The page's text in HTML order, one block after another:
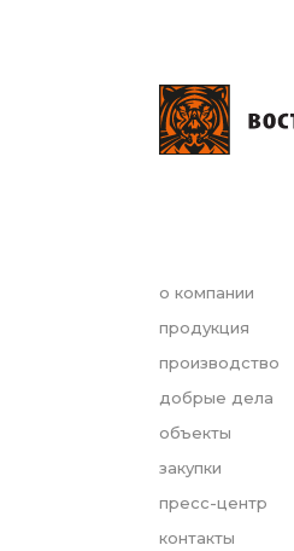
о компании
продукция
производство
добрые дела
объекты
закупки
пресс-центр
контакты